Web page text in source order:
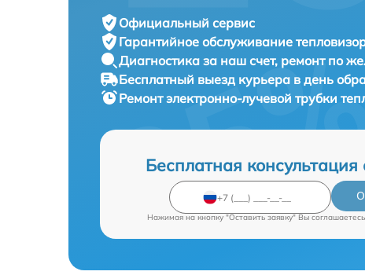
Официальный сервис
Гарантийное обслуживание
Диагностика за наш счет, ремонт по
Бесплатный выезд курьера в день
Ремонт электронно-лучевой трубки
Бесплатная
Нажимая на кнопку "Оставить заявку" Вы